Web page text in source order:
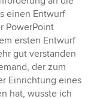
einen Entwurf
PowerPoint
ersten Entwurf
gut verstanden
der zum
Einrichtung eines
hat, wusste ich